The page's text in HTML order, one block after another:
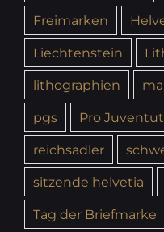
Freimarken
Liechtenstein
lithographien
pgs
Pro
reichsadler
sitzende helvetia
Tag der Briefmarke